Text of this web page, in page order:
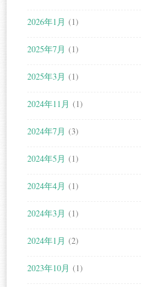
2026年1月 (1)
2025年7月 (1)
2025年3月 (1)
2024年11月 (1)
2024年7月 (3)
2024年5月 (1)
2024年4月 (1)
2024年3月 (1)
2024年1月 (2)
2023年10月 (1)